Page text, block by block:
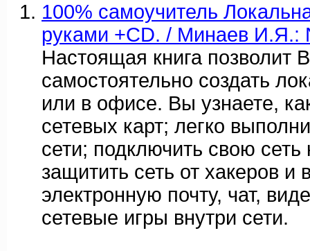
100% самоучитель
руками +CD. / Минаев И.Я.:
Настоящая книга позволит
самостоятельно создать
или в офисе. Вы узнаете,
сетевых карт; легко
сети; подключить свою сеть
защитить сеть от хакеров и
электронную почту, чат,
сетевые игры внутри сети.